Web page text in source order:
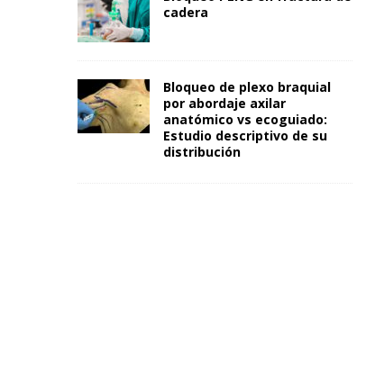
cadera
Bloqueo de plexo braquial
por abordaje axilar
anatómico vs ecoguiado:
Estudio descriptivo de su
distribución